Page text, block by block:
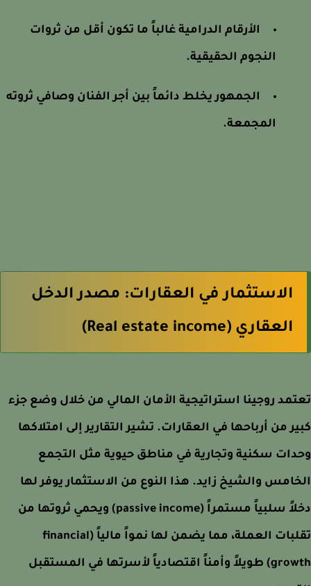
الأرقام الدرامية غالباً ما تكون أقل من ثروات
النجوم الحقيقية.
الجمهور يخلط دائماً بين أجر الفنان وصافي ثروته
المجمعة.
الاستثمار في العقارات: مصدر الدخل
العقاري (Real estate income)
روجينا استراتيجية الأمان المالي من خلال وضع جزء
من أرباحها في العقارات. تشير التقارير إلى امتلاكها
سكنية وتجارية في مناطق حيوية مثل التجمع
والشيخ زايد. هذا النوع من الاستثمار يوفر لها
دخلاً سلبياً مستمراً (passive income) ويحمي ثروتها من
تقلبات العملة، مما يضمن لها نمواً مالياً (financial
growth) طويلاً وأمناً اقتصادياً لأسرتها في المستقبل